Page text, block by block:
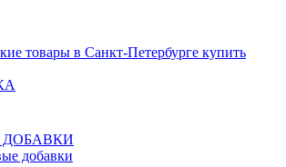
товары в Санкт-Петербурге купить
добавки